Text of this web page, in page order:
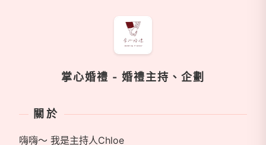
掌心婚禮 - 婚禮主持、企劃
關於
嗨嗨～ 我是主持人Chloe